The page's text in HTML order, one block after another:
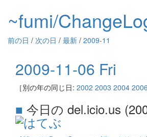
~fumi/
前の日 / 次の日 / 最新 / 2009-11
2009-11-06 Fri
［別の年の同じ日: 2002 2003 2004 2006
■ 今日の del.icio.us